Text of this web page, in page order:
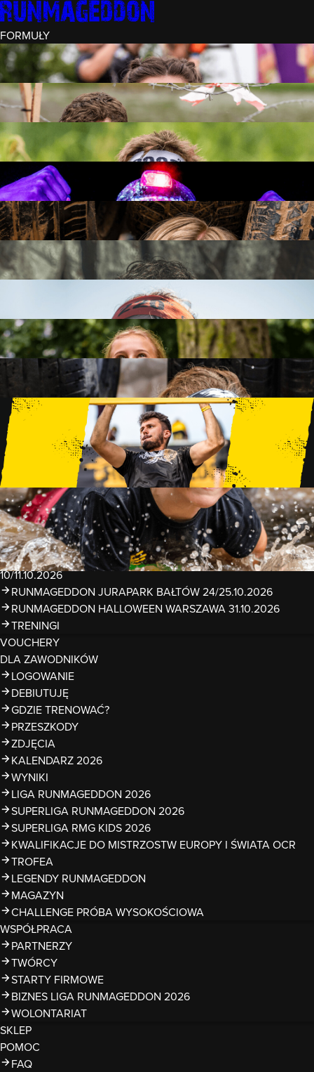
FORMUŁY
INTRO (¼)
15 PRZESZKÓD
3 KM+
REKRUT (½)
30 PRZESZKÓD
6 KM+
RUNMAGEDDON
50 PRZESZKÓD
12 KM+
NOCNY REKRUT (½)
30 PRZESZKÓD
6 KM+
INTRO U-16
15 PRZESZKÓD
3 KM+
RUNMAGEDDON HARDCORE
70 PRZESZKÓD
21 KM+
42 KM+
FAMILY
15 PRZESZKÓD
2 KM+
KIDS
15 PRZESZKÓD
1 KM+
TRENINGI
WYDARZENIA
RUNMAGEDDON LUBLIN ZALEW ZEMBORZYCKI
22/23.08.2026
RUNMAGEDDON ERGO ARENA GDAŃSK/SOPOT
12/13.09.2026
RUNMAGEDDON KIDS: DEMO WARSZAWA 24/26.09.2026
RUNMAGEDDON WROCŁAW KOPALNIA ROLANTOWICE
26/27.09.2026
RUNMAGEDDON WARSZAWA TWIERDZA MODLIN
10/11.10.2026
RUNMAGEDDON JURAPARK BAŁTÓW 24/25.10.2026
RUNMAGEDDON HALLOWEEN WARSZAWA 31.10.2026
TRENINGI
VOUCHERY
DLA ZAWODNIKÓW
LOGOWANIE
DEBIUTUJĘ
GDZIE TRENOWAĆ?
PRZESZKODY
ZDJĘCIA
KALENDARZ 2026
WYNIKI
LIGA RUNMAGEDDON 2026
SUPERLIGA RUNMAGEDDON 2026
SUPERLIGA RMG KIDS 2026
KWALIFIKACJE DO MISTRZOSTW EUROPY I ŚWIATA OCR
TROFEA
LEGENDY RUNMAGEDDON
MAGAZYN
CHALLENGE PRÓBA WYSOKOŚCIOWA
WSPÓŁPRACA
PARTNERZY
TWÓRCY
STARTY FIRMOWE
BIZNES LIGA RUNMAGEDDON 2026
WOLONTARIAT
SKLEP
POMOC
FAQ